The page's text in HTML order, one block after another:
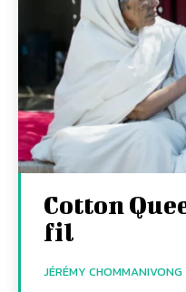
Cotton
fil
JÉRÉMY CHOMMANIVONG